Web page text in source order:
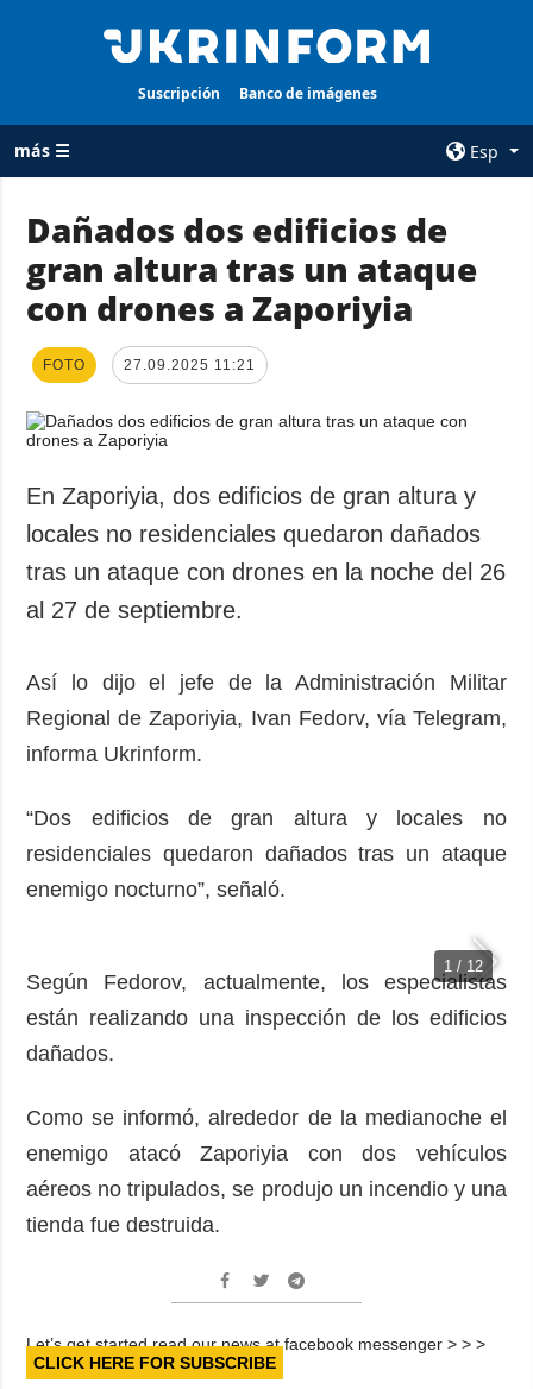
Suscripción Banco de imágenes
más ☰
Esp
TODAS LAS
CATEGORÍAS
Guerra
Reconstrucción
Política
Defensa
Sociedad y
Cultura
Deportes
Desastres y
emergencias
AGENCIA
sobre la agencia
privacidad y
protección de
datos personales
ADICIONAL
Releases
Banco de
imágenes
Dañados dos edificios de
gran altura tras un ataque
con drones a Zaporiyia
FOTO 27.09.2025 11:21
En Zaporiyia, dos edificios de gran altura y
locales no residenciales quedaron dañados
tras un ataque con drones en la noche del 26
al 27 de septiembre.
Así lo dijo el jefe de la Administración Militar
Regional de Zaporiyia, Ivan Fedorv, vía Telegram,
informa Ukrinform.
“Dos edificios de gran altura y locales no
residenciales quedaron dañados tras un ataque
enemigo nocturno”, señaló.
1 / 12
Según Fedorov, actualmente, los especialistas
están realizando una inspección de los edificios
dañados.
Como se informó, alrededor de la medianoche el
enemigo atacó Zaporiyia con dos vehículos
aéreos no tripulados, se produjo un incendio y una
tienda fue destruida.
Let’s get started read our news at facebook messenger > > >
CLICK HERE FOR SUBSCRIBE